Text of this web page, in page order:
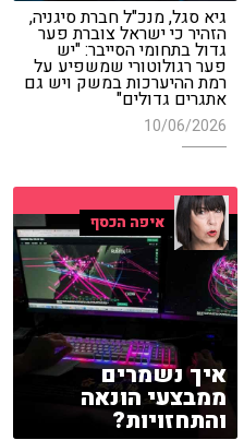
גיא סגל, מנכ"ל חברת סיגניה,
הזהיר כי ישראל צוברת פער
גדול בתחומי הסייבר: "יש
פער רגולוטורי שמשפיע על
רמת ההיערכות במשק ויש גם
אתגרים גדולים"
10/06/2026
איפה הכסף
איך נשמרים
ממבצעי הונאה
והתחזויות?